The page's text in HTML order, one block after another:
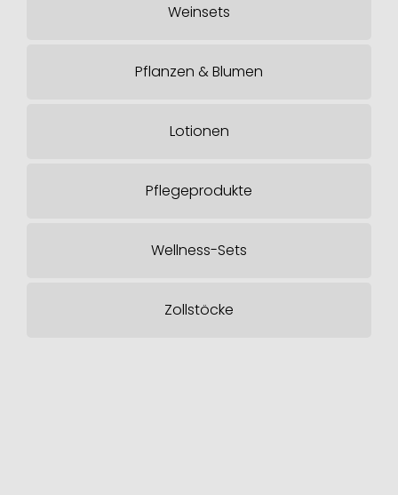
Weinsets
Pflanzen & Blumen
Lotionen
Pflegeprodukte
Wellness-Sets
Zollstöcke